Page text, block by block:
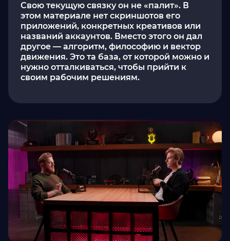
Свою текущую связку он не «палит». В
этом материале нет скриншотов его
приложений, конкретных креативов или
названий аккаунтов. Вместо этого он дал
другое — алгоритм, философию и вектор
движения. Это та база, от которой можно и
нужно отталкиваться, чтобы прийти к
своим рабочим решениям.